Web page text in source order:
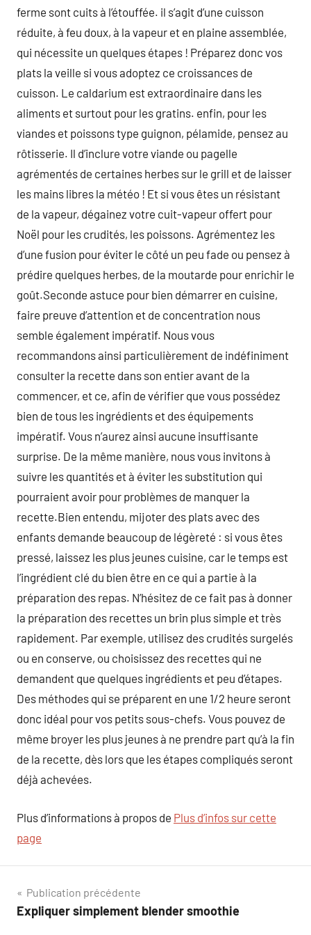
ferme sont cuits à l’étouffée. il s’agit d’une cuisson
réduite, à feu doux, à la vapeur et en plaine assemblée,
qui nécessite un quelques étapes ! Préparez donc vos
plats la veille si vous adoptez ce croissances de
cuisson. Le caldarium est extraordinaire dans les
aliments et surtout pour les gratins. enfin, pour les
viandes et poissons type guignon, pélamide, pensez au
rôtisserie. Il d’inclure votre viande ou pagelle
agrémentés de certaines herbes sur le grill et de laisser
les mains libres la météo ! Et si vous êtes un résistant
de la vapeur, dégainez votre cuit-vapeur offert pour
Noël pour les crudités, les poissons. Agrémentez les
d’une fusion pour éviter le côté un peu fade ou pensez à
prédire quelques herbes, de la moutarde pour enrichir le
goût.Seconde astuce pour bien démarrer en cuisine,
faire preuve d’attention et de concentration nous
semble également impératif. Nous vous
recommandons ainsi particulièrement de indéfiniment
consulter la recette dans son entier avant de la
commencer, et ce, afin de vérifier que vous possédez
bien de tous les ingrédients et des équipements
impératif. Vous n’aurez ainsi aucune insuffisante
surprise. De la même manière, nous vous invitons à
suivre les quantités et à éviter les substitution qui
pourraient avoir pour problèmes de manquer la
recette.Bien entendu, mijoter des plats avec des
enfants demande beaucoup de légèreté : si vous êtes
pressé, laissez les plus jeunes cuisine, car le temps est
l’ingrédient clé du bien être en ce qui a partie à la
préparation des repas. N’hésitez de ce fait pas à donner
la préparation des recettes un brin plus simple et très
rapidement. Par exemple, utilisez des crudités surgelés
ou en conserve, ou choisissez des recettes qui ne
demandent que quelques ingrédients et peu d’étapes.
Des méthodes qui se préparent en une 1/2 heure seront
donc idéal pour vos petits sous-chefs. Vous pouvez de
même broyer les plus jeunes à ne prendre part qu’à la fin
de la recette, dès lors que les étapes compliqués seront
déjà achevées.
Plus d’informations à propos de Plus d’infos sur cette
page
Navigation
de
Publication précédente
Expliquer simplement blender smoothie